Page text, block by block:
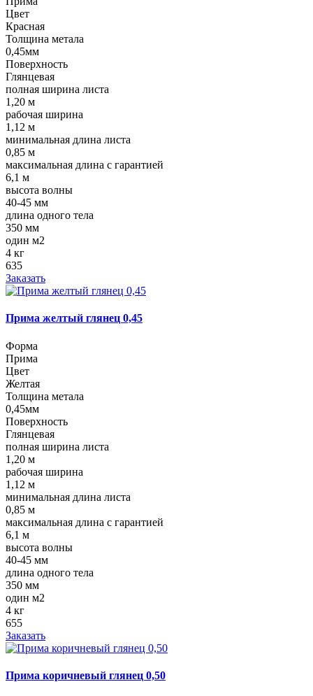
Цвет
Красная
Толщина метала
0,45мм
Поверхность
Глянцевая
полная ширина листа
1,20 м
рабочая ширина
1,12 м
минимальная длина листа
0,85 м
максимальная длина с гарантией
6,1 м
высота волны
40-45 мм
длина одного тела
350 мм
один м2
4 кг
635
Заказать
Прима желтый глянец 0,45
Форма
Прима
Цвет
Желтая
Толщина метала
0,45мм
Поверхность
Глянцевая
полная ширина листа
1,20 м
рабочая ширина
1,12 м
минимальная длина листа
0,85 м
максимальная длина с гарантией
6,1 м
высота волны
40-45 мм
длина одного тела
350 мм
один м2
4 кг
655
Заказать
Прима коричневый глянец 0,50